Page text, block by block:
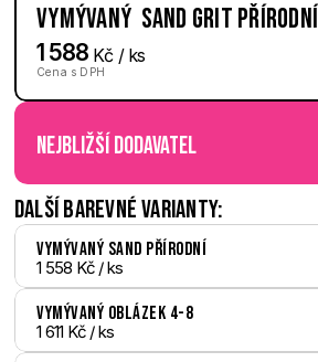
Vymývaný  Sand Grit přírodní
1 588 Kč / ks
Cena s DPH
nejbližší dodavatel
Další barevné varianty:
Vymývaný Sand přírodní
1 558 Kč / ks
Vymývaný Oblázek 4-8
1 611 Kč / ks